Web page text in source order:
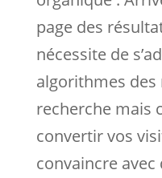
page des
nécessite de
algorithmes
recherche mais
convertir vos
convaincre